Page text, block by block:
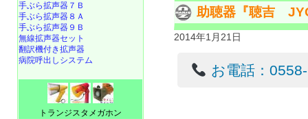
助聴器『聴吉
2014年1月21日
お電話：
手ぶら拡声器７Ｂ
手ぶら拡声器８Ａ
手ぶら拡声器９Ｂ
無線拡声器セット
翻訳機付き拡声器
病院呼出しシステム
トランジスタメガホン